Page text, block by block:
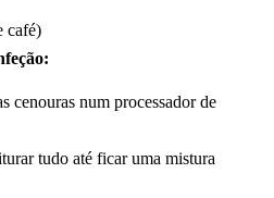
café)
cenouras num processador de
tudo até ficar uma mistura